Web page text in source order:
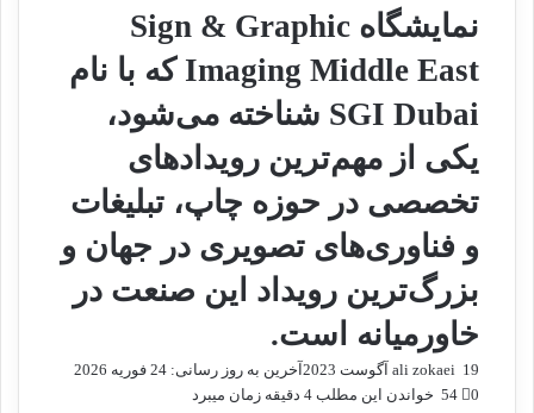
نمایشگاه Sign & Graphic
Imaging Middle East که با نام
SGI Dubai شناخته می‌شود،
یکی از مهم‌ترین رویدادهای
تخصصی در حوزه چاپ، تبلیغات
و فناوری‌های تصویری در جهان و
بزرگ‌ترین رویداد این صنعت در
خاورمیانه است.
ali zokaei
ر
19 آگوست 2023
آخرین به روز رسانی: 24 فوریه 2026
0
خواندن این مطلب 4 دقیقه زمان میبرد